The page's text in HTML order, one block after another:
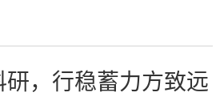
研，行稳蓄力方致远